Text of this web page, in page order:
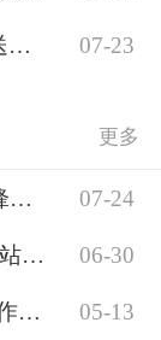
浙江镜岭水库项目部开展“夏季送清凉 班组送关爱”活动 07-23
更多
国产14米级超大直径盾构机“先锋号”顺利下线 07-24
世界第一高坝大渡河双江口水电站并网发电 06-30
我国首套“三元混合气”盾构带压作业装备正式投用 05-13